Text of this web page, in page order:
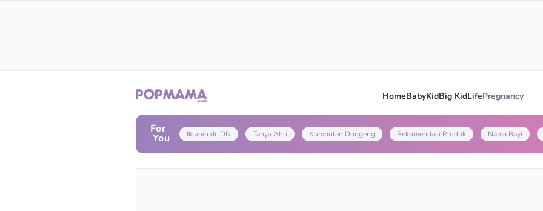
HomeBabyKidBig KidLifePregnancy
For
You Iklanin di IDN Tanya Ahli Kumpulan Dongeng Rekomendasi Produk Nama Bayi